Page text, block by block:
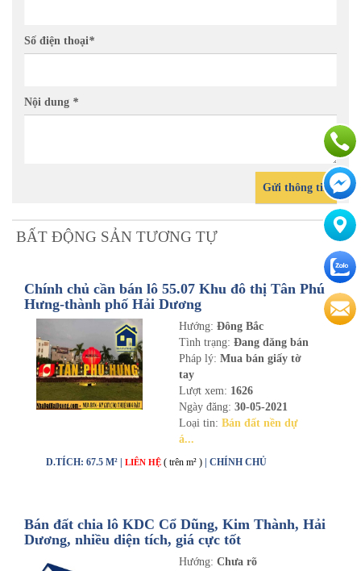
Số điện thoại*
Nội dung *
Gửi thông tin
BẤT ĐỘNG SẢN TƯƠNG TỰ
Chính chủ cần bán lô 55.07 Khu đô thị Tân Phú
Hưng-thành phố Hải Dương
Hướng: Đông Bắc
Tình trạng: Đang đăng bán
Pháp lý: Mua bán giấy tờ
tay
Lượt xem: 1626
Ngày đăng: 30-05-2021
Loại tin: Bán đất nền dự
á...
D.TÍCH: 67.5 M² | LIÊN HỆ ( trên m² ) | CHÍNH CHỦ
Bán đất chia lô KDC Cổ Dũng, Kim Thành, Hải
Dương, nhiều diện tích, giá cực tốt
Hướng: Chưa rõ